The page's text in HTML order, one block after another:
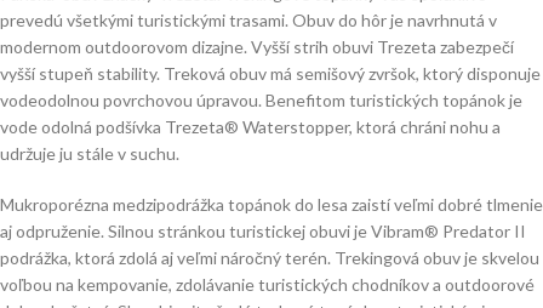
prevedú všetkými turistickými trasami. Obuv do hôr je navrhnutá v
modernom outdoorovom dizajne. Vyšší strih obuvi Trezeta zabezpečí
vyšší stupeň stability. Treková obuv má semišový zvršok, ktorý disponuje
vodeodolnou povrchovou úpravou. Benefitom turistických topánok je
vode odolná podšívka Trezeta® Waterstopper, ktorá chráni nohu a
udržuje ju stále v suchu.
Mukroporézna medzipodrážka topánok do lesa zaistí veľmi dobré tlmenie
aj odpruženie. Silnou stránkou turistickej obuvi je Vibram® Predator II
podrážka, ktorá zdolá aj veľmi náročný terén. Trekingová obuv je skvelou
voľbou na kempovanie, zdolávanie turistických chodníkov a outdoorové